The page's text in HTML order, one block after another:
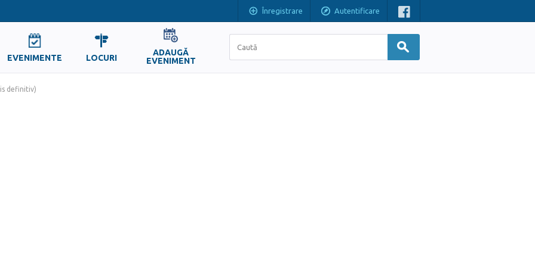
Înregistrare Autentificare
EVENIMENTE LOCURI
ADAUGĂ
EVENIMENT
definitiv)